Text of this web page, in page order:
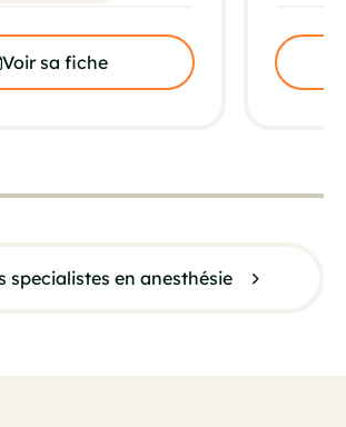
specialistes en anesthésie
Voir sa fiche